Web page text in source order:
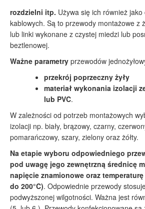
rozdzielni itp. Używa się ich również
kablowych. Są to przewody montażowe z
lub linki wykonane z czystej miedzi lub
beztlenowej.
Ważne parametry przewodów
przekrój poprzeczny żyły
materiał wykonania izolacji
lub PVC.
W zależności od potrzeb montażowych
izolacji np. biały, brązowy, czarny,
pomarańczowy, szary, zielony oraz żółty.
Na etapie wyboru odpowiedniego
pod uwagę jego zewnętrzną średnicę
napięcie znamionowe oraz
do 200°C). Odpowiednie przewody
podwyższonej wilgotności. Ważna jest